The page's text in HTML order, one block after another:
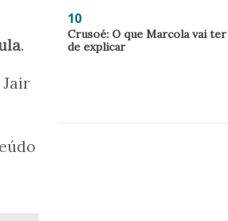
.
10
Crusoé: O que Marcola vai ter
de explicar